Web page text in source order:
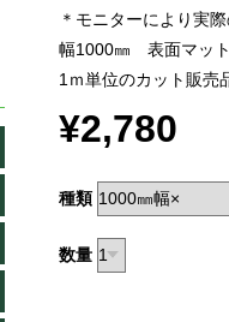
＊モニターにより実
幅1000㎜ 表面マッ
1ｍ単位のカット販
¥2,780
種類
数量